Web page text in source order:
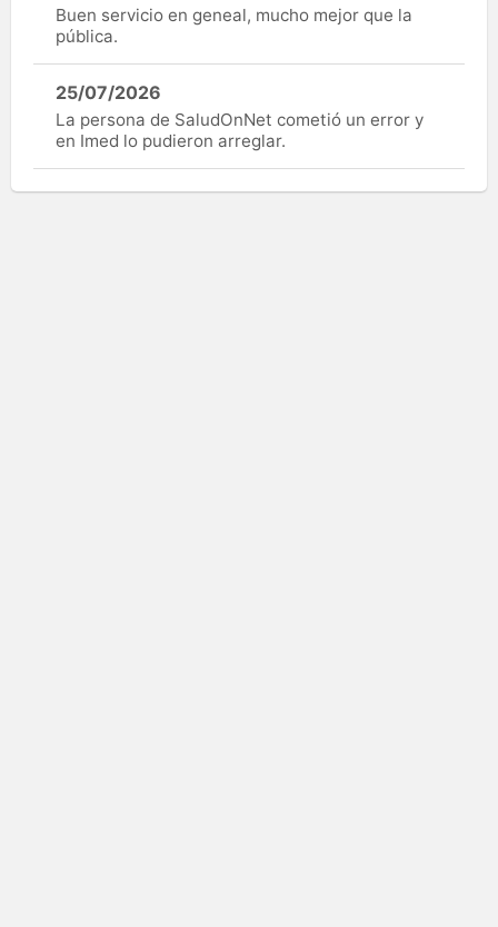
Buen servicio en geneal, mucho mejor que la
pública.
25/07/2026
La persona de SaludOnNet cometió un error y
en Imed lo pudieron arreglar.